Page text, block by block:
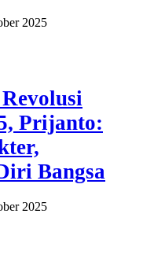
2025
Prijanto:
Bangsa
2025